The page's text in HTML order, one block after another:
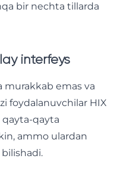
bir nechta tillarda
interfeys
murakkab emas va
foydalanuvchilar HIX
qayta
ammo ulardan